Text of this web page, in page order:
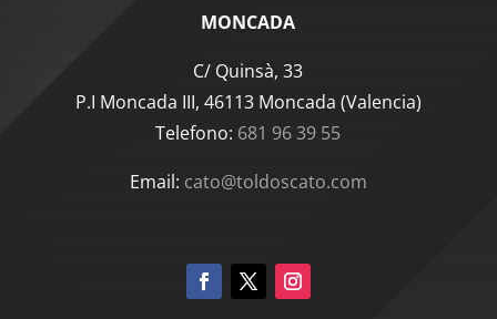
MONCADA
C/ Quinsà, 33
P.I Moncada III, 46113 Moncada (Valencia)
Telefono: 681 96 39 55
Email: cato@toldoscato.com